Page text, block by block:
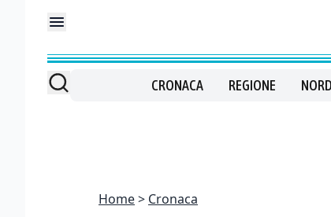
CRONACA REGIONE
Home Cronaca